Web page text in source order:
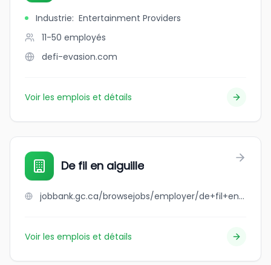
Industrie: Entertainment Providers
11-50 employés
defi-evasion.com
Voir les emplois et détails
De fil en aiguille
jobbank.gc.ca/browsejobs/employer/de+fil+en+aiguille/ca
Voir les emplois et détails